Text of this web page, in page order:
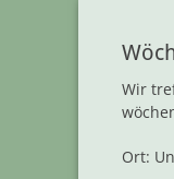
Wir
Ort: